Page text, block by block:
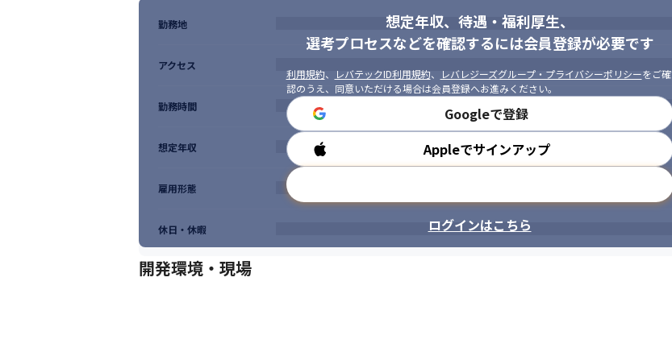
想定年収、待遇・福利厚生、
選考プロセスなどを確認するには会員登録が必要です
利用規約、 レバテックID利用規約、 レバレジーズグループ・プライバシーポリシーをご確
認のうえ、同意いただける場合は会員登録へお進みください。
Googleで登録
Appleでサインアップ
ログインはこちら
勤務地
アクセス
勤務時間
想定年収
雇用形態
休日・休暇
開発環境・現場